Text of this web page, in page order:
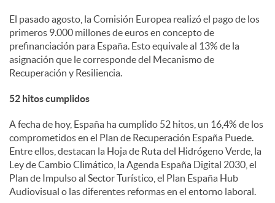
El pasado agosto, la Comisión Europea realizó el pago de los
primeros 9.000 millones de euros en concepto de
prefinanciación para España. Esto equivale al 13% de la
asignación que le corresponde del Mecanismo de
Recuperación y Resiliencia.
52 hitos cumplidos
A fecha de hoy, España ha cumplido 52 hitos, un 16,4% de los
comprometidos en el Plan de Recuperación España Puede.
Entre ellos, destacan la Hoja de Ruta del Hidrógeno Verde, la
Ley de Cambio Climático, la Agenda España Digital 2030, el
Plan de Impulso al Sector Turístico, el Plan España Hub
Audiovisual o las diferentes reformas en el entorno laboral.